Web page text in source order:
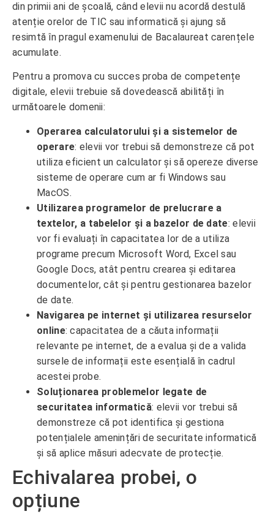
din primii ani de școală, când elevii nu acordă destulă
atenție orelor de TIC sau informatică și ajung să
resimtă în pragul examenului de Bacalaureat carențele
acumulate.
Pentru a promova cu succes proba de competențe
digitale, elevii trebuie să dovedească abilități în
următoarele domenii:
Operarea calculatorului și a sistemelor de
operare: elevii vor trebui să demonstreze că pot
utiliza eficient un calculator și să opereze diverse
sisteme de operare cum ar fi Windows sau
MacOS.
Utilizarea programelor de prelucrare a
textelor, a tabelelor și a bazelor de date: elevii
vor fi evaluați în capacitatea lor de a utiliza
programe precum Microsoft Word, Excel sau
Google Docs, atât pentru crearea și editarea
documentelor, cât și pentru gestionarea bazelor
de date.
Navigarea pe internet și utilizarea resurselor
online: capacitatea de a căuta informații
relevante pe internet, de a evalua și de a valida
sursele de informații este esențială în cadrul
acestei probe.
Soluționarea problemelor legate de
securitatea informatică: elevii vor trebui să
demonstreze că pot identifica și gestiona
potențialele amenințări de securitate informatică
și să aplice măsuri adecvate de protecție.
Echivalarea probei, o
opțiune